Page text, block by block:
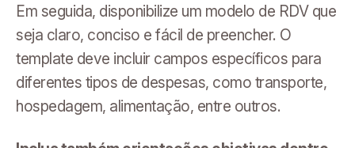
Em seguida, disponibilize um modelo de RDV que
seja claro, conciso e fácil de preencher. O
template deve incluir campos específicos para
diferentes tipos de despesas, como transporte,
hospedagem, alimentação, entre outros.